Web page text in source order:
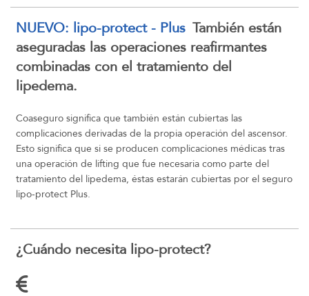
NUEVO: lipo-protect - Plus También están
aseguradas las operaciones reafirmantes
combinadas con el tratamiento del
lipedema.
Coaseguro significa que también están cubiertas las
complicaciones derivadas de la propia operación del ascensor.
Esto significa que si se producen complicaciones médicas tras
una operación de lifting que fue necesaria como parte del
tratamiento del lipedema, éstas estarán cubiertas por el seguro
lipo-protect Plus.
¿Cuándo necesita lipo-protect?